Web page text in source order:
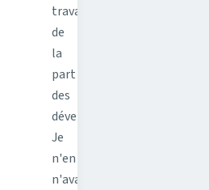
travail
de
la
part
des
développeurs.
Je
n'en
n'avais